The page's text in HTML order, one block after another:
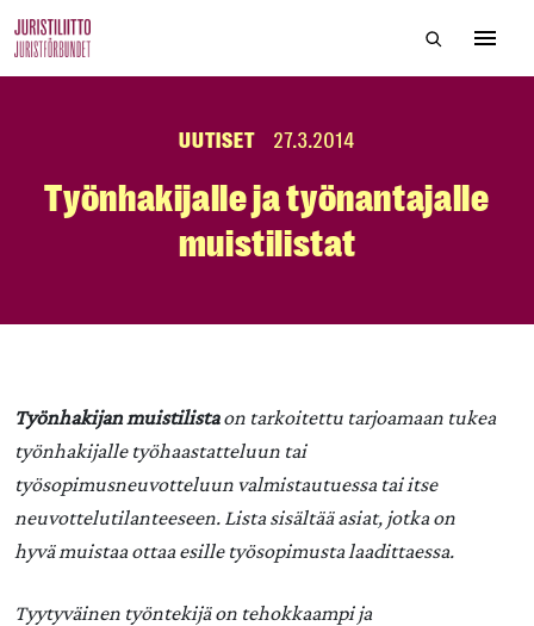
to
Hae
UUTISET 27.3.2014
Työnhakijalle ja työnantajalle
muistilistat
Työnhakijan muistilistaon tarkoitettu tarjoamaan tukea
työnhakijalle työhaastatteluun tai
työsopimusneuvotteluun valmistautuessa tai itse
neuvottelutilanteeseen. Lista sisältää asiat, jotka on
hyvä muistaa ottaa esille työsopimusta laadittaessa.
Tyytyväinen työntekijä on tehokkaampi ja